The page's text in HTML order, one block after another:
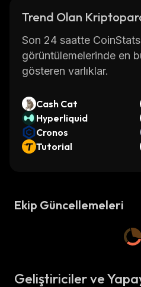
Trend Olan
Son 24 saatte
görüntülemelerinde en
gösteren varlıklar.
Cash Cat
Hyperliquid
Cronos
Tutorial
Ekip Güncellemeleri
Geliştiriciler ve